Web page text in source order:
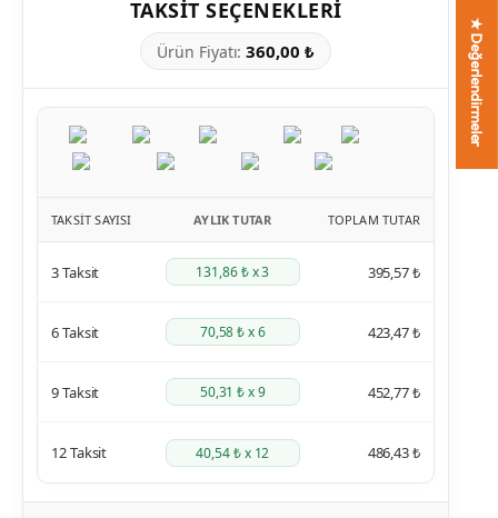
TAKSIT SEÇENEKLERI
Ürün Fiyatı:360,00 ₺
TAKSIT SAYISI AYLIK TUTAR TOPLAM TUTAR
3 Taksit 131,86 ₺ x 3 395,57 ₺
6 Taksit 70,58 ₺ x 6 423,47 ₺
9 Taksit 50,31 ₺ x 9 452,77 ₺
12 Taksit 40,54 ₺ x 12 486,43 ₺
★ Değerlendirmeler